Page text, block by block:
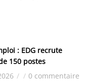
: EDG recrute
150 postes
/ / 0 commentaire